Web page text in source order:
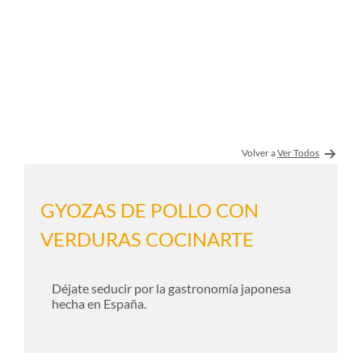
Volver aVer Todos
GYOZAS DE POLLO CON
VERDURAS COCINARTE
Déjate seducir por la gastronomía japonesa
hecha en España.